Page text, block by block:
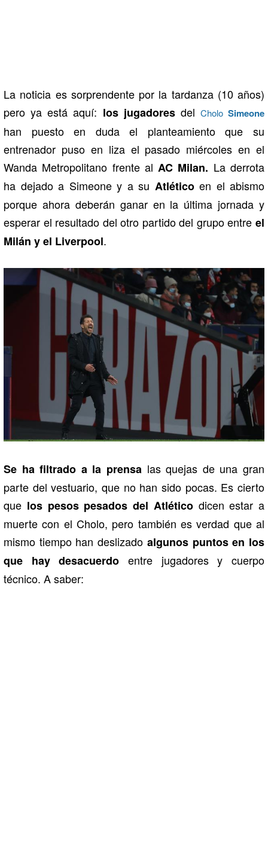
La noticia es sorprendente por la tardanza (10 años)
pero ya está aquí: los jugadoresdel Cholo Simeone
han puesto en duda el planteamiento que su
entrenador puso en liza el pasado miércoles en el
Wanda Metropolitano frente al AC Milan. La derrota
ha dejado a Simeone y a su Atléticoen el abismo
porque ahora deberán ganar en la última jornada y
esperar el resultado del otro partido del grupo entre el
Milán y el Liverpool.
Se ha filtrado a la prensa las quejas de una gran
parte del vestuario, que no han sido pocas. Es cierto
que los pesos pesados del Atléticodicen estar a
muerte con el Cholo, pero también es verdad que al
mismo tiempo han deslizado algunos puntos en los
que hay desacuerdo entre jugadores y cuerpo
técnico. A saber: